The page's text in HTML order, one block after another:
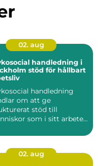
02. aug
handledning i
stöd för hållbart
handledning
om att ge
stöd till
som i sitt arbete
02. aug